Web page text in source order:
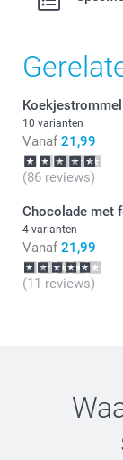
Koekjestrommel
10 varianten
Vanaf 21,99
(86 reviews)
Chocolade met
4 varianten
Vanaf 21,99
(11 reviews)